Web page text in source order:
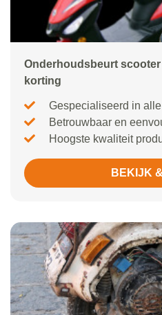
Onderhoudsbeurt
korting
Gespecialiseerd in
Betrouwbaar en
Hoogste kwaliteit
BEKIJK